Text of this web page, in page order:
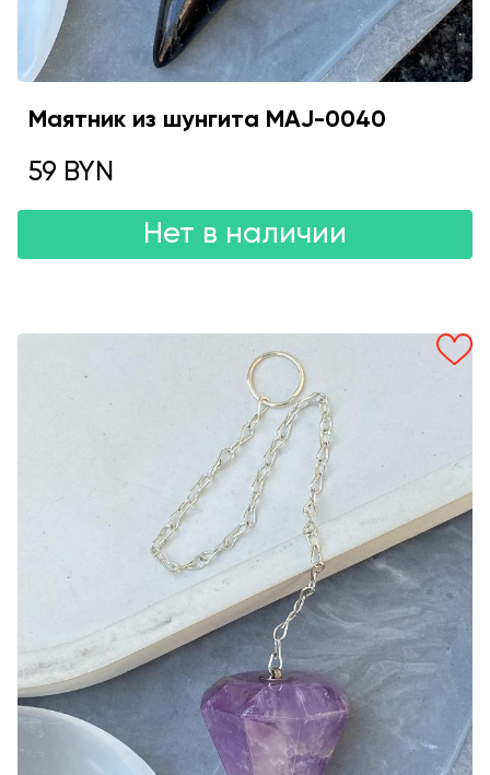
Маятник из шунгита MAJ-0040
59 BYN
Нет в наличии